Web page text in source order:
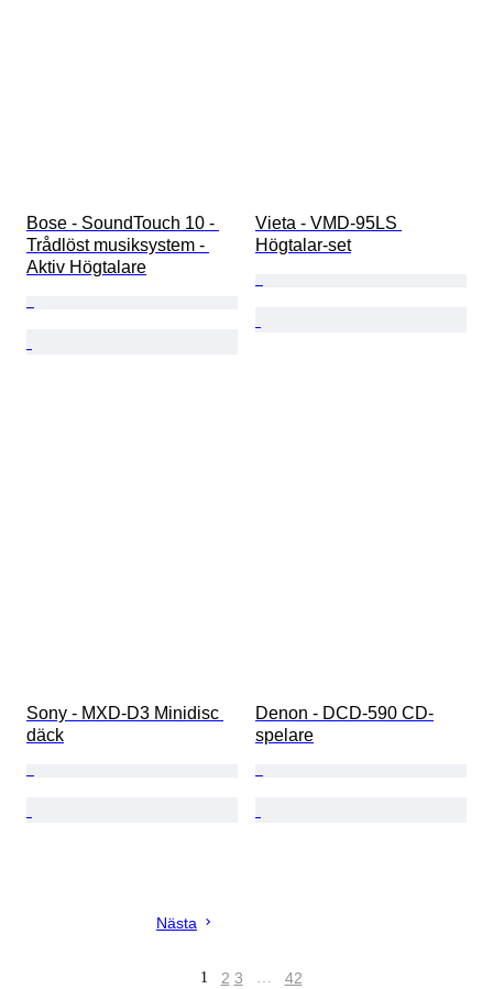
Bose - SoundTouch 10 -
Trådlöst musiksystem -
Aktiv Högtalare
Vieta - VMD-95LS
Högtalar-set
Sony - MXD-D3 Minidisc
däck
Denon - DCD-590 CD-
spelare
Nästa
1 2 3 … 42